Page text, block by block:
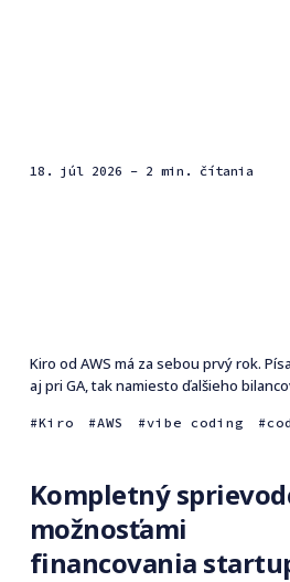
18. júl 2026 - 2 min. čítania
Kiro od AWS má za sebou prvý rok.
aj pri GA, tak namiesto ďalšieho
Kiro AWS vibe coding
Kompletný
možnosťami
financovania